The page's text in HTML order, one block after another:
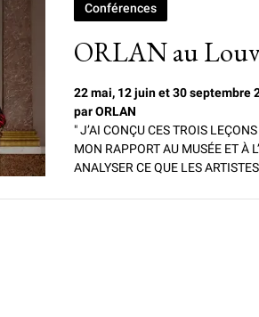
ORLAN au
Conférences
22 mai, 12 juin et 30 septembre
par ORLAN
" J’AI CONÇU CES TROIS
MON RAPPORT AU MUSÉE ET À
ANALYSER CE QUE LES